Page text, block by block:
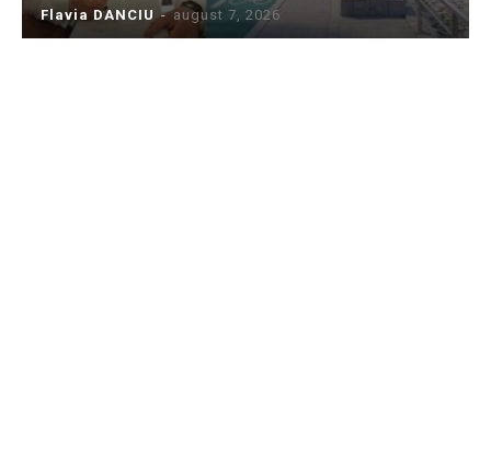
Flavia DANCIU - august 7, 2026